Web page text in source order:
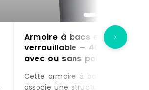
Armoire à bacs en acier
verrouillable – 40 bacs de 4
avec ou sans portes – Sans
Cette armoire à bacs en acier
associe une structure robuste à